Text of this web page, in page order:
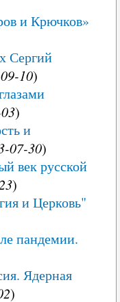
и Крючков»
Сергий
10)
)
и
07-30)
век русской
)
и Церковь"
пандемии.
Ядерная
)